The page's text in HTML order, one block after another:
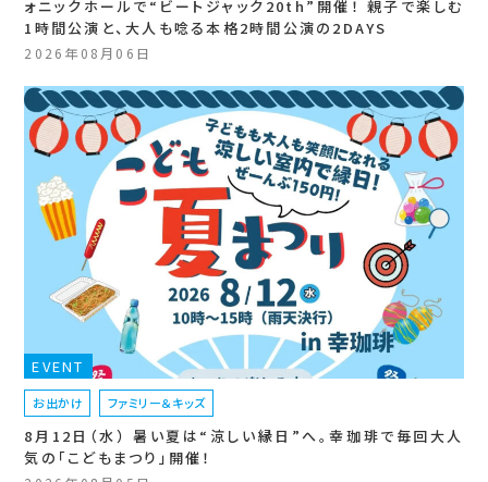
ォニックホールで“ビートジャック20th”開催！ 親子で楽しむ
1時間公演と、大人も唸る本格2時間公演の2DAYS
2026年08月06日
EVENT
お出かけ ファミリー＆キッズ
8月12日（水） 暑い夏は“涼しい縁日”へ。幸珈琲で毎回大人
気の「こどもまつり」開催！